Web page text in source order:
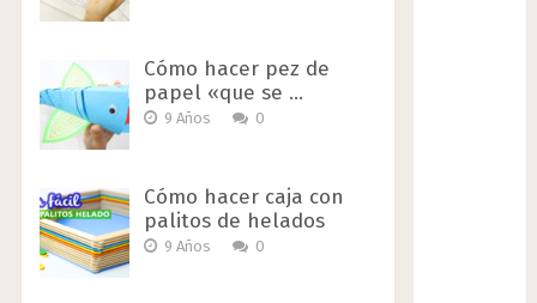
Cómo hacer pez de
papel «que se …
9 Años 0
Cómo hacer caja con
palitos de helados
9 Años 0